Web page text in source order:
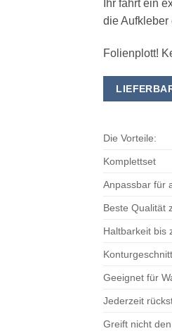
Ihr fahrt ein
die Aufkleber
Folienplott!
Die Vorteile:
Komplettset
Anpassbar für
Beste Qualität
Haltbarkeit bis
Geeignet für
Jederzeit
Greift nicht